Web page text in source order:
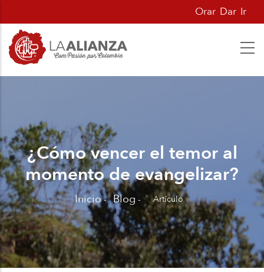
al
contenido
principal
Orar Dar Ir
¿Cómo vencer el temor al
momento de evangelizar?
Sobrescribir
enlaces
de
ayuda
Inicio - Blog - Artículo